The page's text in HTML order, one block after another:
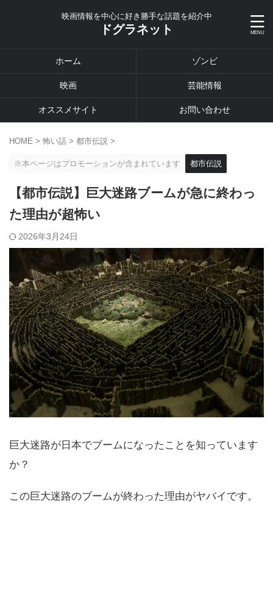
映画情報を中心に好き勝手な話題を紹介中
ドグラネット
ホーム ゾンビ
映画 芸能情報
オススメサイト お問い合わせ
HOME > 怖い話 > 都市伝説 >
※本ページはプロモーションが含まれています 都市伝説
【都市伝説】巨大迷路ブームが急に終わっ
た理由が超怖い
2026年3月24日
巨大迷路が日本でブームになったことを知っています
か？
この巨大迷路のブームが終わった理由がヤバイです。